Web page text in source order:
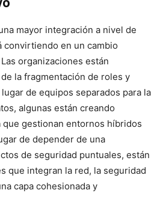
mayor integración a nivel de
convirtiendo en un cambio
organizaciones están
la fragmentación de roles y
de equipos separados para la
algunas están creando
gestionan entornos híbridos
de depender de una
de seguridad puntuales, están
que integran la red, la seguridad
capa cohesionada y